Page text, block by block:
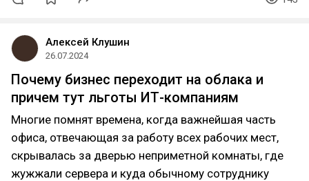
Алексей Клушин
26.07.2024
Почему бизнес переходит на облака и
причем тут льготы ИТ-компаниям
Многие помнят времена, когда важнейшая часть
офиса, отвечающая за работу всех рабочих мест,
скрывалась за дверью неприметной комнаты, где
жужжали сервера и куда обычному сотруднику